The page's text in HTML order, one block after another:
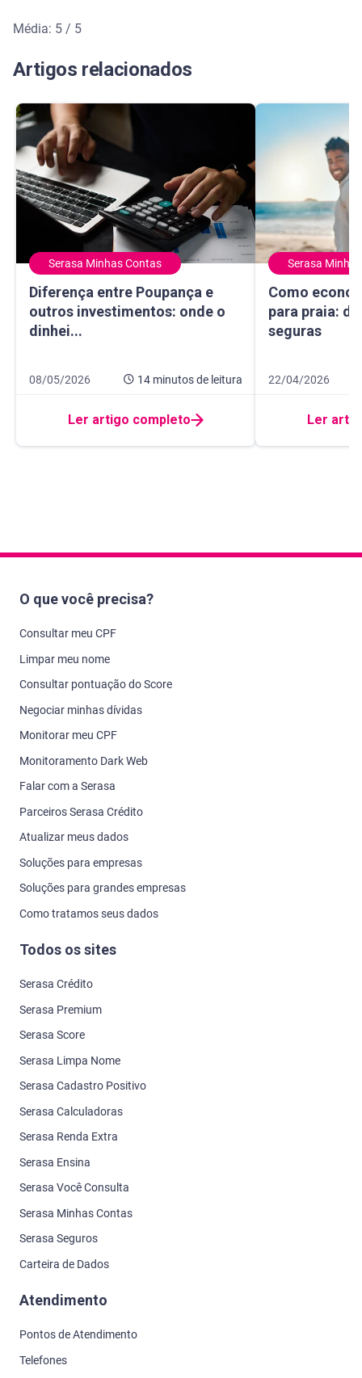
Média: 5 / 5
Artigos relacionados
Serasa Minhas Contas
Diferença entre Poupança e
outros investimentos: onde o
dinhei...
Diferença entre Poupança e outros investimentos: onde o
Data de publicação 8 de maio de 2026
08/05/2026 14 minutosde leitura
14 minutos de leitura
Ler artigo completo
Serasa
Como
para praia:
seguras
Como
Data de
22/04/2026
9 minutos de
Ler
O que você precisa?
Consultar meu CPF
Limpar meu nome
Consultar pontuação do Score
Negociar minhas dívidas
Monitorar meu CPF
Monitoramento Dark Web
Falar com a Serasa
Parceiros Serasa Crédito
Atualizar meus dados
Soluções para empresas
Soluções para grandes empresas
Como tratamos seus dados
Todos os sites
Serasa Crédito
Serasa Premium
Serasa Score
Serasa Limpa Nome
Serasa Cadastro Positivo
Serasa Calculadoras
Serasa Renda Extra
Serasa Ensina
Serasa Você Consulta
Serasa Minhas Contas
Serasa Seguros
Carteira de Dados
Atendimento
Pontos de Atendimento
Telefones